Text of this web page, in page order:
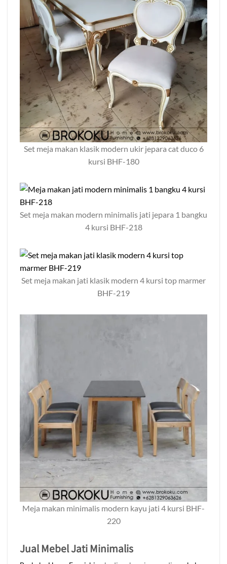
Set meja makan klasik modern ukir jepara cat duco 6
kursi BHF-180
Set meja makan modern minimalis jati jepara 1 bangku
4 kursi BHF-218
Set meja makan jati klasik modern 4 kursi top marmer
BHF-219
Meja makan minimalis modern kayu jati 4 kursi BHF-
220
Jual Mebel Jati Minimalis